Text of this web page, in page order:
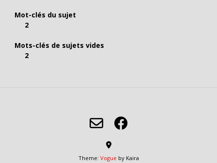
Mot-clés du sujet
2
Mots-clés de sujets vides
2
Theme: Vogue by Kaira